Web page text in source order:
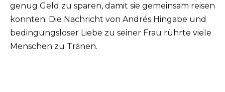
genug Geld zu sparen, damit sie gemeinsam reisen
konnten. Die Nachricht von Andrés Hingabe und
bedingungsloser Liebe zu seiner Frau rührte viele
Menschen zu Tränen.